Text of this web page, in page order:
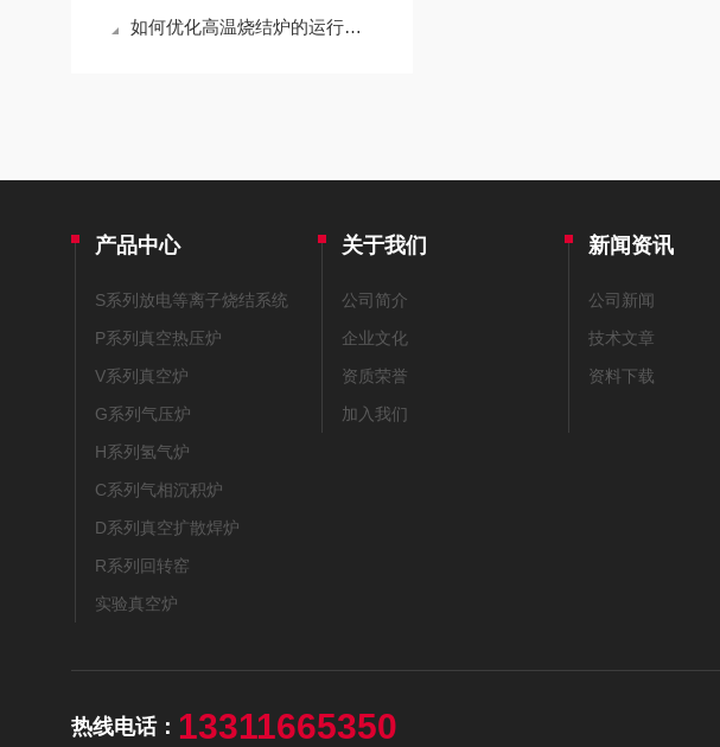
如何优化高温烧结炉的运行效率以提高生产效益？
产品中心
S系列放电等离子烧结系统
P系列真空热压炉
V系列真空炉
G系列气压炉
H系列氢气炉
C系列气相沉积炉
D系列真空扩散焊炉
R系列回转窑
实验真空炉
关于我们
公司简介
企业文化
资质荣誉
加入我们
新闻资讯
公司新闻
技术文章
资料下载
热线电话： 13311665350